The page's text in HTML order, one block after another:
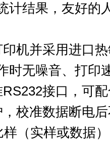
计结果，友好的
机并采用进口
时无噪音、打印
接口，可
校准数据断电
（实样或数据）